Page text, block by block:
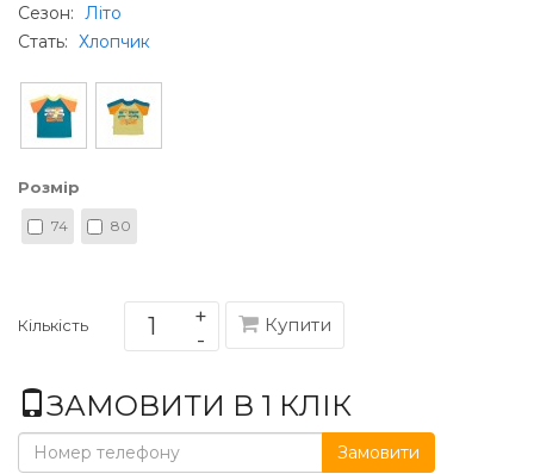
Сезон: Літо
Стать: Хлопчик
Розмір
74 80
Кількість Купити
ЗАМОВИТИ В 1 КЛІК
Замовити